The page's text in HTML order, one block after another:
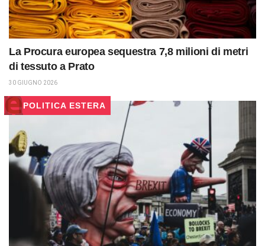
La Procura europea sequestra 7,8 milioni di metri
di tessuto a Prato
30 GIUGNO 2026
POLITICA ESTERA